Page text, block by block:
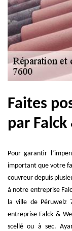
Faites
par Falck
Pour garantir
important que votre
couvreur depuis
à notre entreprise
la ville de Péruwelz
entreprise Falck &
scellé ou à sec.